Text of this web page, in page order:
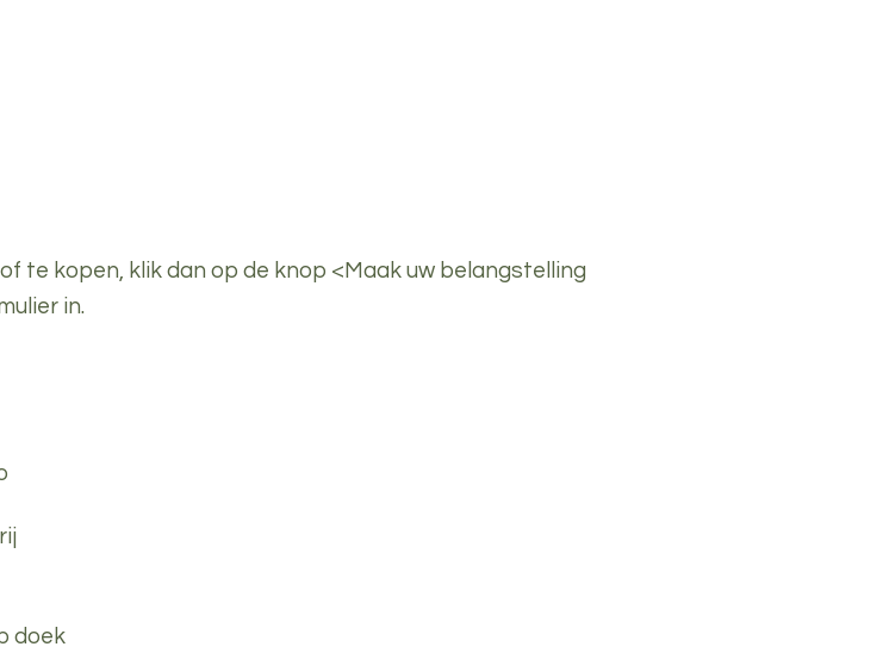
te kopen, klik dan op de knop <Maak uw belangstelling
in.
doek